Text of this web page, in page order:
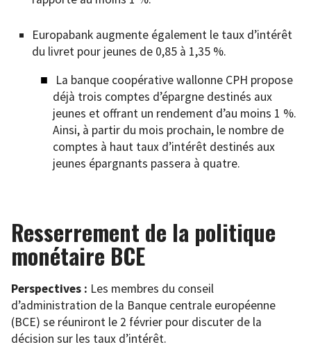
Europabank augmente également le taux d’intérêt
du livret pour jeunes de 0,85 à 1,35 %.
La banque coopérative wallonne CPH propose
déjà trois comptes d’épargne destinés aux
jeunes et offrant un rendement d’au moins 1 %.
Ainsi, à partir du mois prochain, le nombre de
comptes à haut taux d’intérêt destinés aux
jeunes épargnants passera à quatre.
Resserrement de la politique
monétaire BCE
Perspectives : Les membres du conseil
d’administration de la Banque centrale européenne
(BCE) se réuniront le 2 février pour discuter de la
décision sur les taux d’intérêt.